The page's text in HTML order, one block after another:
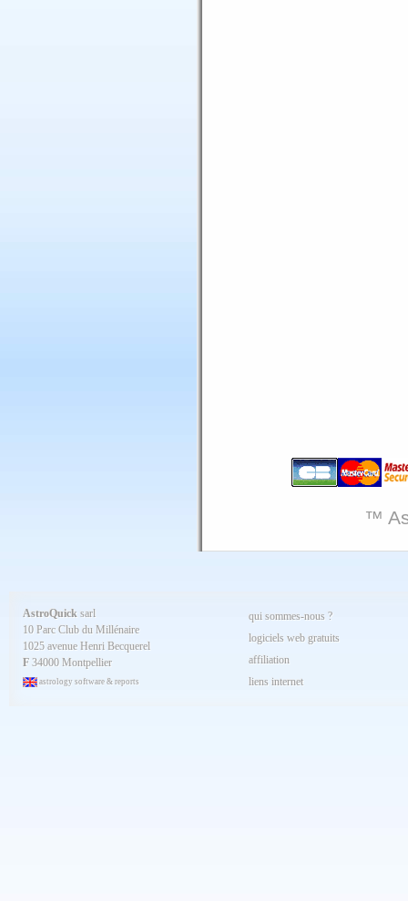
™
AstroQuick sarl
10 Parc Club du Millénaire
1025 avenue Henri Becquerel
F 34000 Montpellier
astrology software & reports
qui sommes-nous ?
logiciels web gratuits
affiliation
liens internet